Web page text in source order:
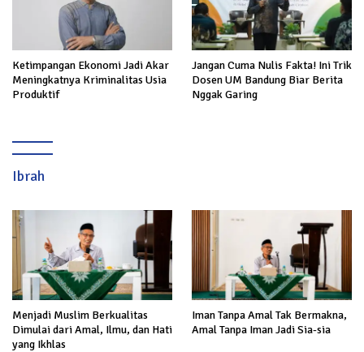
Ketimpangan Ekonomi Jadi Akar
Meningkatnya Kriminalitas Usia
Produktif
Jangan Cuma Nulis Fakta! Ini Trik
Dosen UM Bandung Biar Berita
Nggak Garing
Ibrah
Menjadi Muslim Berkualitas
Dimulai dari Amal, Ilmu, dan Hati
yang Ikhlas
Iman Tanpa Amal Tak Bermakna,
Amal Tanpa Iman Jadi Sia-sia